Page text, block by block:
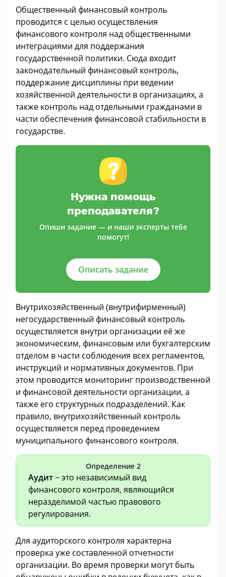
Общественный финансовый контроль
проводится с целью осуществления
финансового контроля над общественными
интеграциями для поддержания
государственной политики. Сюда входит
законодательный финансовый контроль,
поддержание дисциплины при ведении
хозяйственной деятельности в организациях, а
также контроль над отдельными гражданами в
части обеспечения финансовой стабильности в
государстве.
Нужна помощь
преподавателя?
Опиши задание — и наши эксперты тебе
помогут!
Описать задание
Внутрихозяйственный (внутрифирменный)
негосударственный финансовый контроль
осуществляется внутри организации её же
экономическим, финансовым или бухгалтерским
отделом в части соблюдения всех регламентов,
инструкций и нормативных документов. При
этом проводится мониторинг производственной
и финансовой деятельности организации, а
также его структурных подразделений. Как
правило, внутрихозяйственный контроль
осуществляется перед проведением
муниципального финансового контроля.
Определение 2
Аудит− это независимый вид
финансового контроля, являющийся
неразделимой частью правового
регулирования.
Для аудиторского контроля характерна
проверка уже составленной отчетности
организации. Во время проверки могут быть